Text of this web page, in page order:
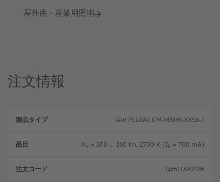
屋外用・産業用照明
注文情報
品
プ
品
GW PLLRA1.CM-M3M8-XX58-1
ΦV = 200 ... 260 lm, 2700 K (IF = 700 mA)
Q65113A2185